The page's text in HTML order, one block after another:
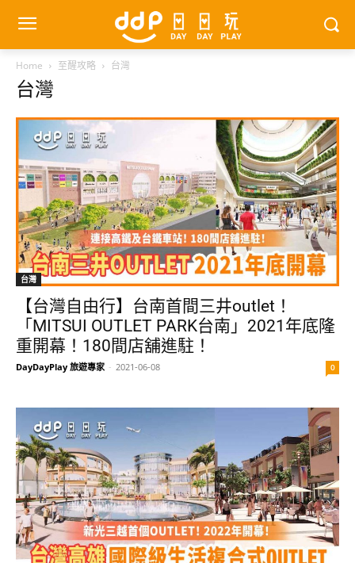
Home 至醒攻略 台灣
台灣
台灣
【台灣自由行】台南首間三井outlet！
「MITSUI OUTLET PARK台南」2021年底隆
重開幕！180間店舖進駐！
DayDayPlay 旅遊專家 - 2021-06-08 0